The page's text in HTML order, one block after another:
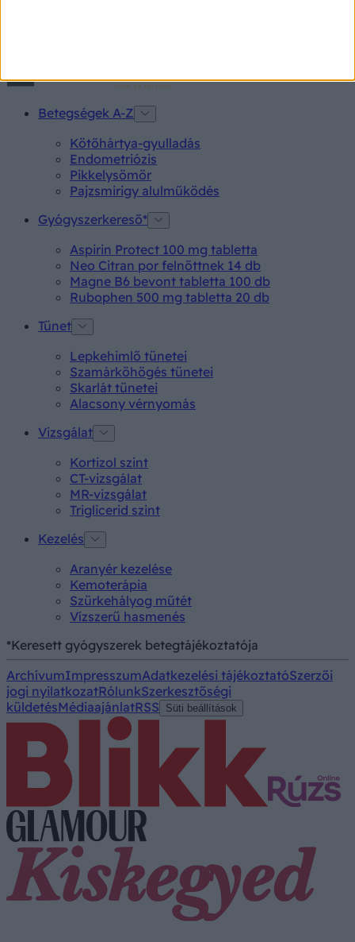
Betegségek A-Z
Kötőhártya-gyulladás
Endometriózis
Pikkelysömör
Pajzsmirigy alulműködés
Gyógyszerkereső*
Aspirin Protect 100 mg tabletta
Neo Citran por felnőttnek 14 db
Magne B6 bevont tabletta 100 db
Rubophen 500 mg tabletta 20 db
Tünet
Lepkehimlő tünetei
Szamárköhögés tünetei
Skarlát tünetei
Alacsony vérnyomás
Vizsgálat
Kortizol szint
CT-vizsgálat
MR-vizsgálat
Triglicerid szint
Kezelés
Aranyér kezelése
Kemoterápia
Szürkehályog műtét
Vízszerű hasmenés
*Keresett gyógyszerek betegtájékoztatója
ArchívumImpresszumAdatkezelési tájékoztatóSzerzői
jogi nyilatkozatRólunkSzerkesztőségi
küldetésMédiaajánlatRSS Süti beállítások